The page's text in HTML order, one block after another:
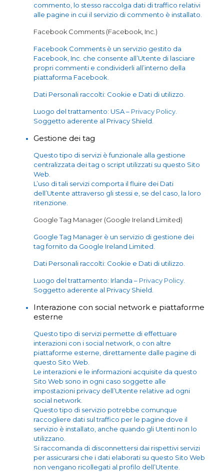
commento, lo stesso raccolga dati di traffico relativi
alle pagine in cui il servizio di commento è installato.
Facebook Comments (Facebook, Inc.)
Facebook Comments è un servizio gestito da
Facebook, Inc. che consente all’Utente di lasciare
propri commenti e condividerli all’interno della
piattaforma Facebook.
Dati Personali raccolti: Cookie e Dati di utilizzo.
Luogo del trattamento: USA – Privacy Policy.
Soggetto aderente al Privacy Shield.
Gestione dei tag
Questo tipo di servizi è funzionale alla gestione
centralizzata dei tag o script utilizzati su questo Sito
Web.
L’uso di tali servizi comporta il fluire dei Dati
dell’Utente attraverso gli stessi e, se del caso, la loro
ritenzione.
Google Tag Manager (Google Ireland Limited)
Google Tag Manager è un servizio di gestione dei
tag fornito da Google Ireland Limited.
Dati Personali raccolti: Cookie e Dati di utilizzo.
Luogo del trattamento: Irlanda – Privacy Policy.
Soggetto aderente al Privacy Shield.
Interazione con social network e piattaforme
esterne
Questo tipo di servizi permette di effettuare
interazioni con i social network, o con altre
piattaforme esterne, direttamente dalle pagine di
questo Sito Web.
Le interazioni e le informazioni acquisite da questo
Sito Web sono in ogni caso soggette alle
impostazioni privacy dell’Utente relative ad ogni
social network.
Questo tipo di servizio potrebbe comunque
raccogliere dati sul traffico per le pagine dove il
servizio è installato, anche quando gli Utenti non lo
utilizzano.
Si raccomanda di disconnettersi dai rispettivi servizi
per assicurarsi che i dati elaborati su questo Sito Web
non vengano ricollegati al profilo dell’Utente.